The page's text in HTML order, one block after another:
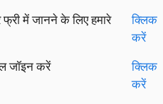
में जानने के लिए हमारे
क्लिक
करें
जॉइन करें
क्लिक
करें